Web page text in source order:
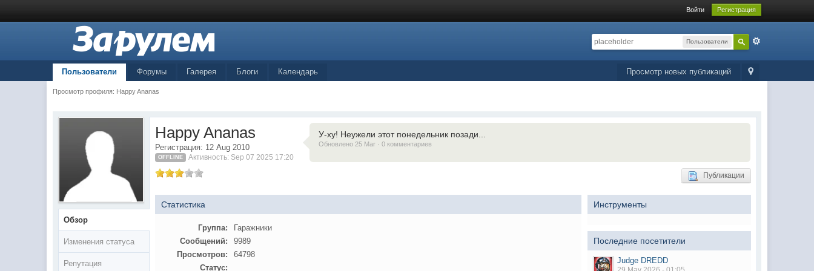
Войти Регистрация
Пользователи
Просмотр новых публикаций
Пользователи Форумы Галерея Блоги Календарь
Просмотр профиля: Happy Ananas
Обзор
Изменения статуса
Репутация
Happy Ananas
Регистрация: 12 Aug 2010
OFFLINE Активность: Sep 07 2025 17:20
У-ху! Неужели этот понедельник позади...
Обновлено 25 Mar · 0 комментариев
Публикации
Статистика
Группа:
Гаражники
Сообщений:
9989
Просмотров:
64798
Статус:
Инструменты
Последние посетители
Judge DREDD